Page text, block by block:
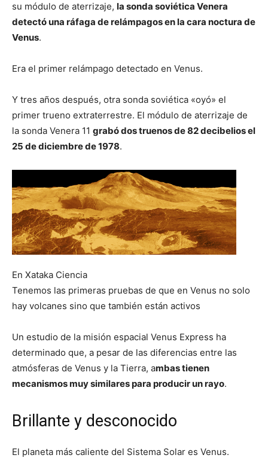
su módulo de aterrizaje, la sonda soviética Venera
detectó una ráfaga de relámpagos en la cara noctura de
Venus.
Era el primer relámpago detectado en Venus.
Y tres años después, otra sonda soviética «oyó» el
primer trueno extraterrestre. El módulo de aterrizaje de
la sonda Venera 11 grabó dos truenos de 82 decibelios el
25 de diciembre de 1978.
En Xataka Ciencia
Tenemos las primeras pruebas de que en Venus no solo
hay volcanes sino que también están activos
Un estudio de la misión espacial Venus Express ha
determinado que, a pesar de las diferencias entre las
atmósferas de Venus y la Tierra, ambas tienen
mecanismos muy similares para producir un rayo.
Brillante y desconocido
El planeta más caliente del Sistema Solar es Venus.